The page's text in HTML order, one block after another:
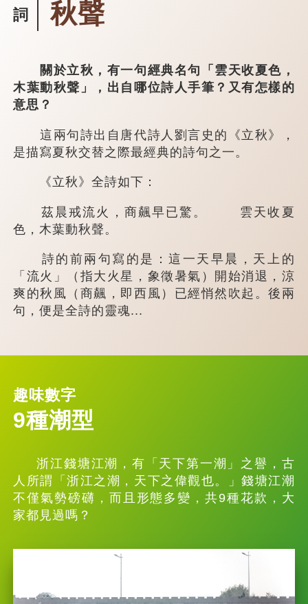
詞
秋聲
關於立秋，有一句經典名句「雲天收夏色，
木葉動秋聲」，出自哪位詩人手筆？又有怎樣的
意思？
這兩句詩出自唐代詩人劉言史的《立秋》，
是描寫夏秋交替之際最經典的詩句之一。
《立秋》全詩如下：
茲晨戒流火，商飆早已驚。 雲天收夏
色，木葉動秋聲。
詩的前兩句寫的是：這一天早晨，天上的
「流火」（指大火星，象徵暑氣）開始消退，涼
爽的秋風（商飆，即西風）已經悄然吹起。後兩
句，便是全詩的靈魂...
趣味數字
9種潮型
浙江錢塘江潮，有「天下第一潮」之譽，古
人所謂「浙江之潮，天下之偉觀也。」錢塘江潮
不僅氣勢磅礴，而且形態多變，共9種花款，大
家都見過嗎？